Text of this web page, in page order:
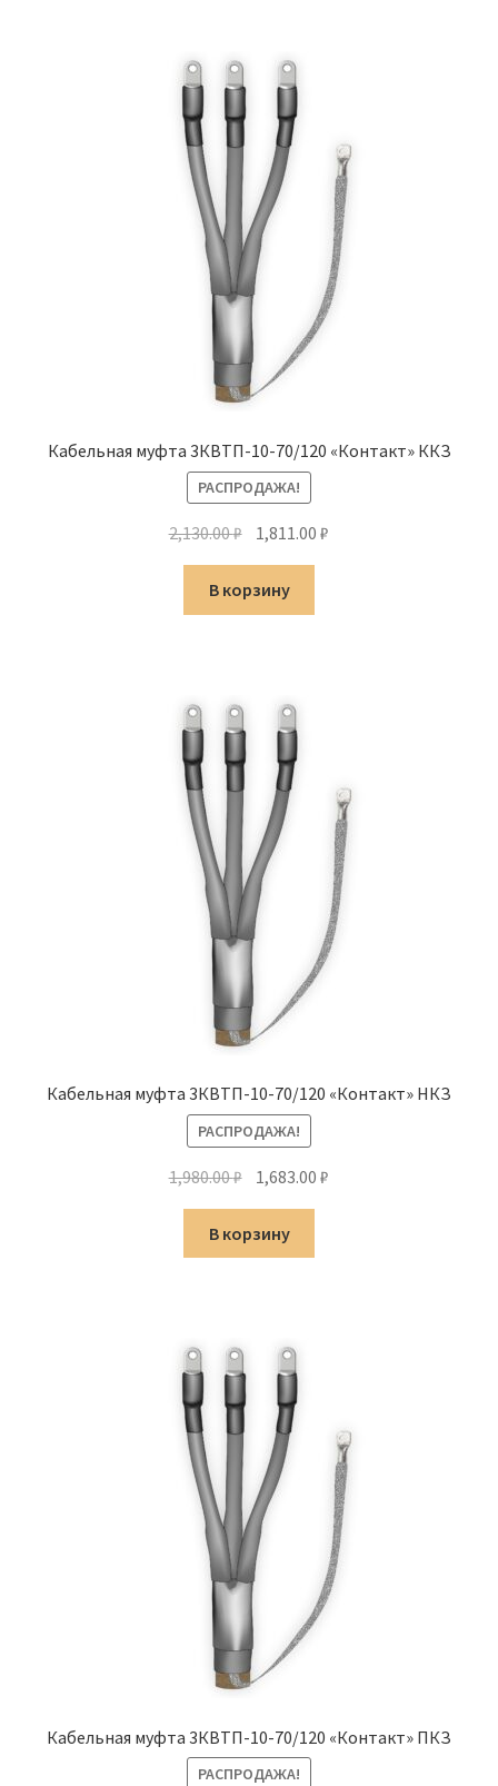
Кабельная муфта 3КВТП-10-70/120 «Контакт» ККЗ
РАСПРОДАЖА!
2,130.00₽ Первоначальная
цена
составляла
2,130.00 ₽.
1,811.00₽
В корзину
Кабельная муфта 3КВТП-10-70/120 «Контакт» НКЗ
РАСПРОДАЖА!
1,980.00₽ Первоначальная
составляла
1,980.00 ₽.
1,683.00₽
В корзину
Кабельная муфта 3КВТП-10-70/120 «Контакт» ПКЗ
РАСПРОДАЖА!